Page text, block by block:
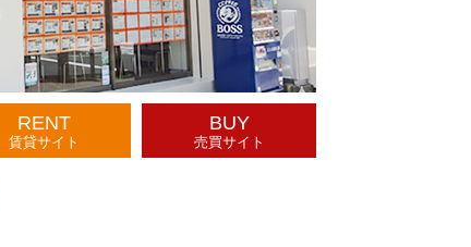
RENT
賃貸サイト
BUY
売買サイト